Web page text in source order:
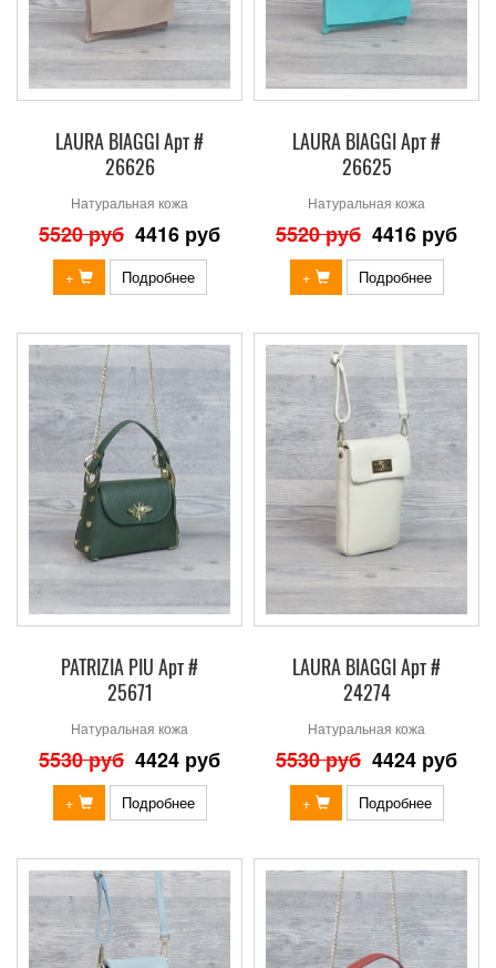
LAURA BIAGGI Арт #
26626
Натуральная кожа
5520 руб 4416 руб
+ Подробнее
LAURA BIAGGI Арт #
26625
Натуральная кожа
5520 руб 4416 руб
+ Подробнее
PATRIZIA PIU Арт #
25671
Натуральная кожа
5530 руб 4424 руб
+ Подробнее
LAURA BIAGGI Арт #
24274
Натуральная кожа
5530 руб 4424 руб
+ Подробнее